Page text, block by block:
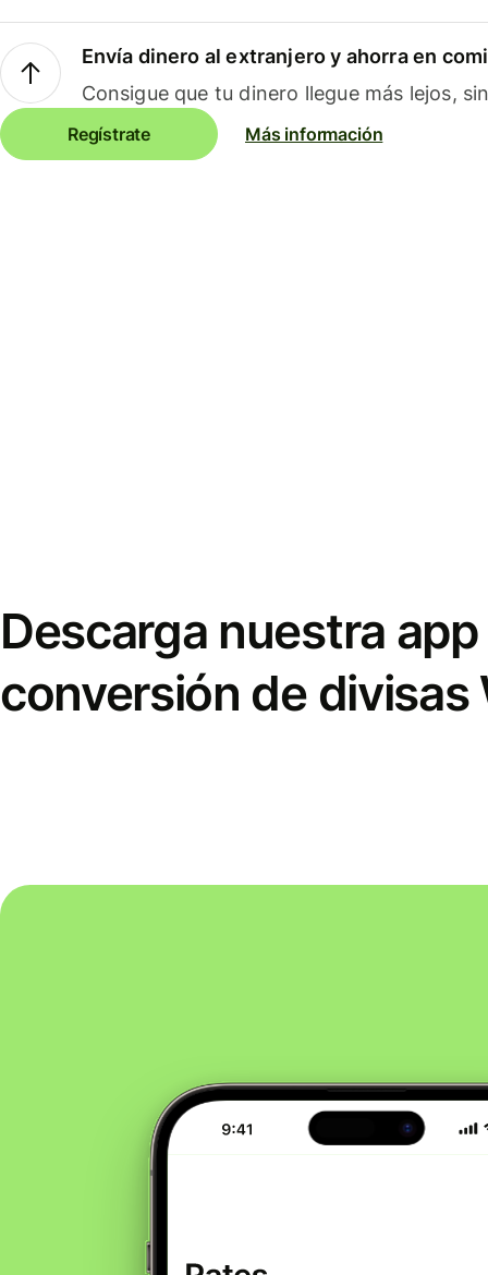
Envía dinero al extranjero y ahorra en
Consigue que tu dinero llegue más lejos,
Regístrate Más información
Descarga nuestra
conversión de divisas